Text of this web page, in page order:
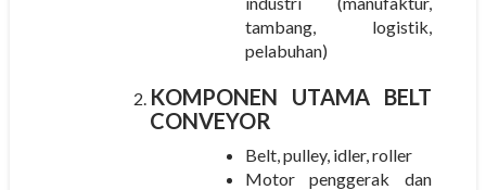
tambang, logistik,
pelabuhan)
KOMPONEN UTAMA BELT
CONVEYOR
Belt, pulley, idler, roller
Motor penggerak dan